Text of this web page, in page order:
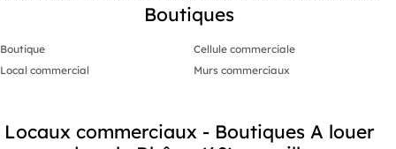
Boutiques
Boutique
Cellule commerciale
Local commercial
Murs commerciaux
Locaux commerciaux - Boutiques A louer